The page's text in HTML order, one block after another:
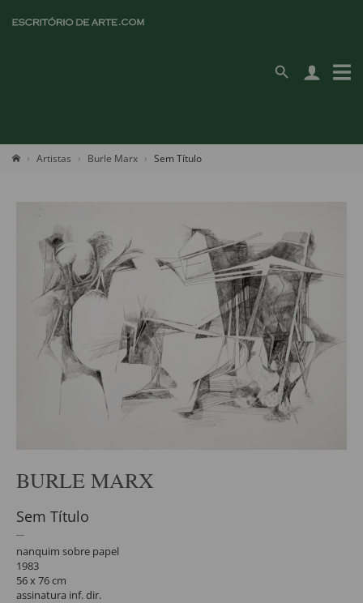
Artistas Burle Marx Sem Título
BURLE MARX
Sem Título
nanquim sobre papel
1983
56 x 76 cm
assinatura inf. dir.